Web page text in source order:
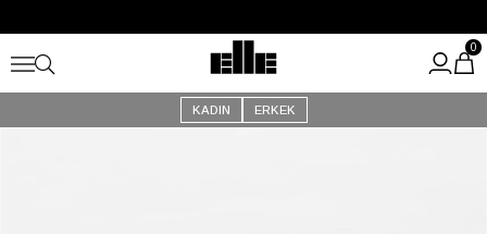
Kargo Ücretsiz!
KADIN ERKEK
0